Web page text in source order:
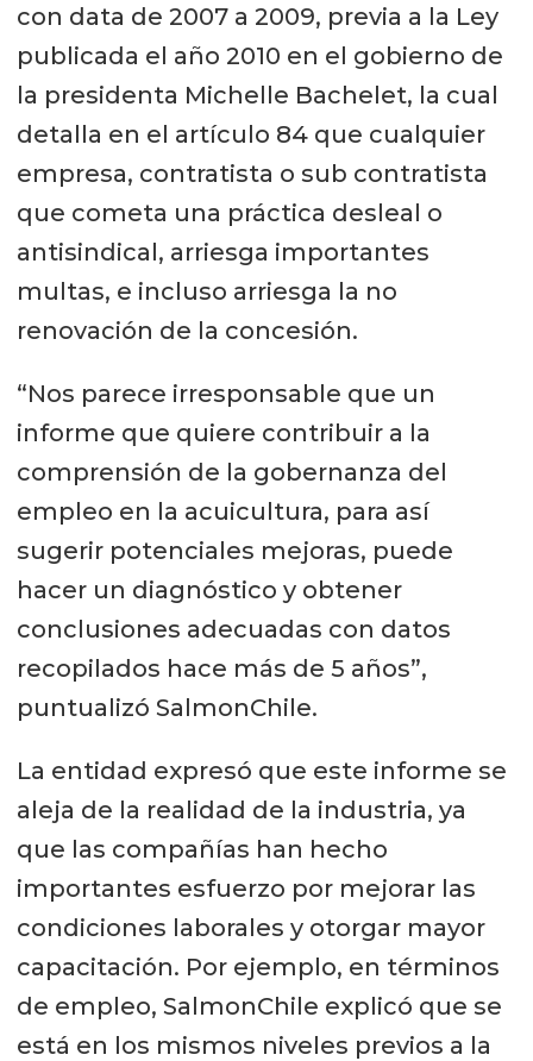
con data de 2007 a 2009, previa a la Ley
publicada el año 2010 en el gobierno de
la presidenta Michelle Bachelet, la cual
detalla en el artículo 84 que cualquier
empresa, contratista o sub contratista
que cometa una práctica desleal o
antisindical, arriesga importantes
multas, e incluso arriesga la no
renovación de la concesión.
“Nos parece irresponsable que un
informe que quiere contribuir a la
comprensión de la gobernanza del
empleo en la acuicultura, para así
sugerir potenciales mejoras, puede
hacer un diagnóstico y obtener
conclusiones adecuadas con datos
recopilados hace más de 5 años”,
puntualizó SalmonChile.
La entidad expresó que este informe se
aleja de la realidad de la industria, ya
que las compañías han hecho
importantes esfuerzo por mejorar las
condiciones laborales y otorgar mayor
capacitación. Por ejemplo, en términos
de empleo, SalmonChile explicó que se
está en los mismos niveles previos a la